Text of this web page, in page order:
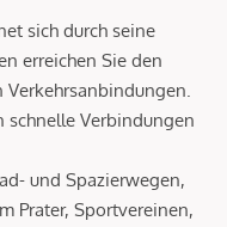
sich durch seine
erreichen Sie den
schnelle Verbindungen
und Spazierwegen,
Prater, Sportvereinen,